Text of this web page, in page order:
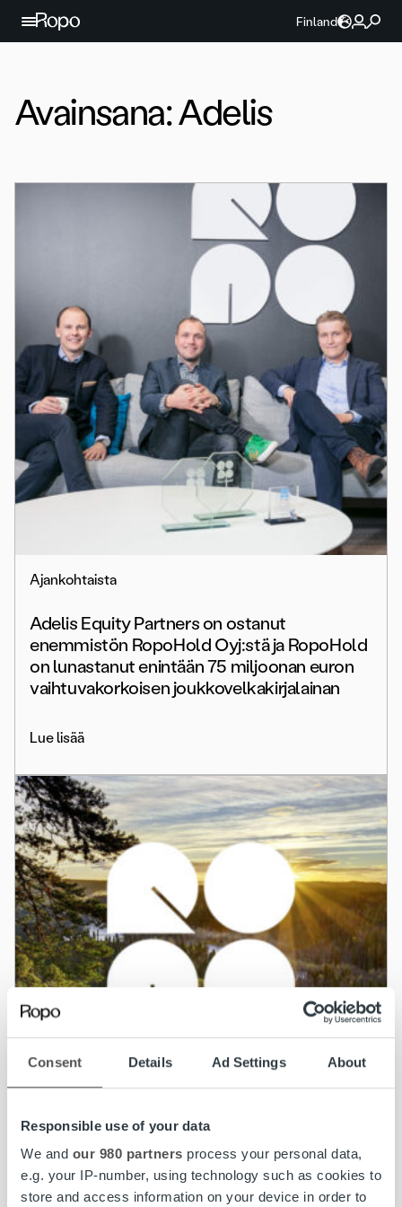
Consent Details Ad Settings About
Responsible use of your data
We and our 980 partners process your personal data,
e.g. your IP-number, using technology such as cookies to
store and access information on your device in order to
Jatka sisältöön
Finland
Avainsana:Adelis
Ajankohtaista
Adelis Equity Partners on ostanut
enemmistön RopoHold Oyj:stä ja RopoHold
on lunastanut enintään 75 miljoonan euron
vaihtuvakorkoisen joukkovelkakirjalainan
Lue lisää
Ajankohtaista